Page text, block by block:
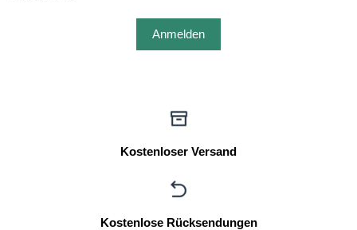
Anmelden
Kostenloser Versand
Kostenlose Rücksendungen